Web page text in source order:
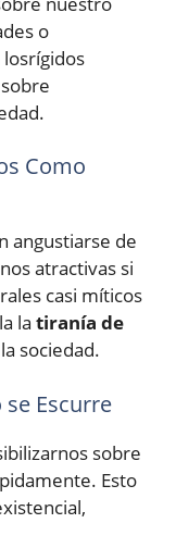
o
Como
angustiarse de
atractivas si
casi míticos
la tiranía de
sociedad.
Escurre
sobre
Esto